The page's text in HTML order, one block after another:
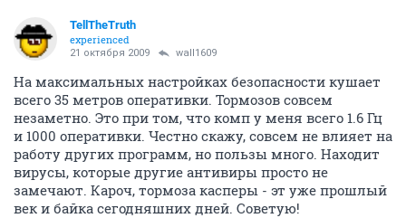
TellTheTruth
experienced
21 октября 2009 wall1609
На максимальных настройках безопасности кушает
всего 35 метров оперативки. Тормозов совсем
незаметно. Это при том, что комп у меня всего 1.6 Гц
и 1000 оперативки. Честно скажу, совсем не влияет на
работу других программ, но пользы много. Находит
вирусы, которые другие антивиры просто не
замечают. Кароч, тормоза касперы - эт уже прошлый
век и байка сегодняшних дней. Советую!